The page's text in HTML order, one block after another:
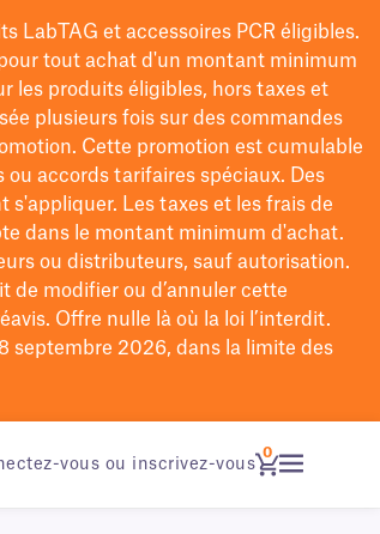
LabTAG et accessoires PCR éligibles.
tout achat d'un montant minimum
les produits éligibles, hors taxes et
plusieurs fois sur des commandes
Cette promotion est cumulable
ou accords tarifaires spéciaux. Des
s'appliquer. Les taxes et les frais de
dans le montant minimum d'achat.
ou distributeurs, sauf autorisation.
de modifierou d’annuler cette
Offre nulle là où la loi l’interdit.
septembre 2026, dans la limite des
vous ou inscrivez-vous
0